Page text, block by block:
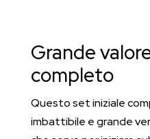
Grande
completo
Questo set iniziale
imbattibile e grande